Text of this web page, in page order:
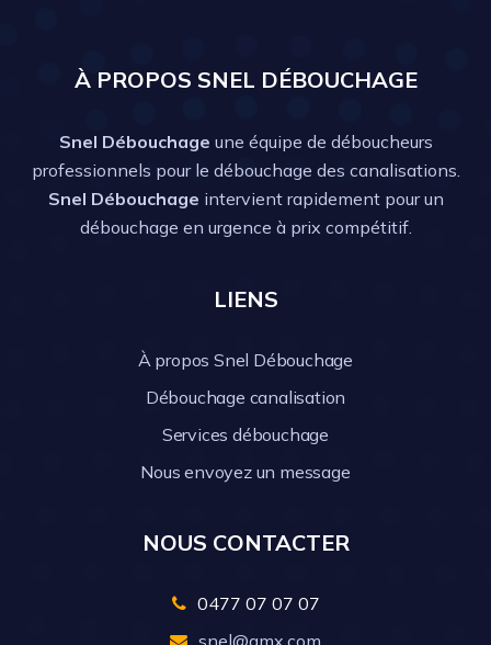
À PROPOS SNEL DÉBOUCHAGE
Snel Débouchage une équipe de déboucheurs
professionnels pour le débouchage des canalisations.
Snel Débouchage intervient rapidement pour un
débouchage en urgence à prix compétitif.
LIENS
À propos Snel Débouchage
Débouchage canalisation
Services débouchage
Nous envoyez un message
NOUS CONTACTER
0477 07 07 07
snel@gmx.com